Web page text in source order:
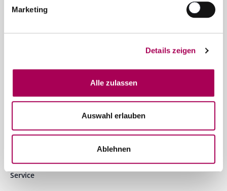
Marketing
Details zeigen
Alle zulassen
Auswahl erlauben
Ablehnen
News und Sonderangebote in ihrer Mailbox
Jetzt anmelden
Jetzt entdecken und profitieren!
Geschenkidee
Service